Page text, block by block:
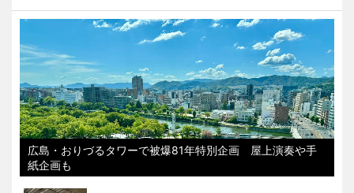
広島・おりづるタワーで被爆81年特別企画 屋上演奏や手
紙企画も